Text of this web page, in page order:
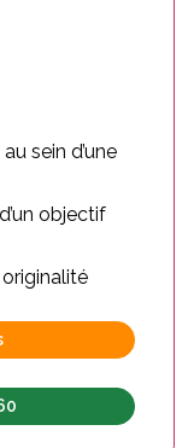
sein d’une
objectif